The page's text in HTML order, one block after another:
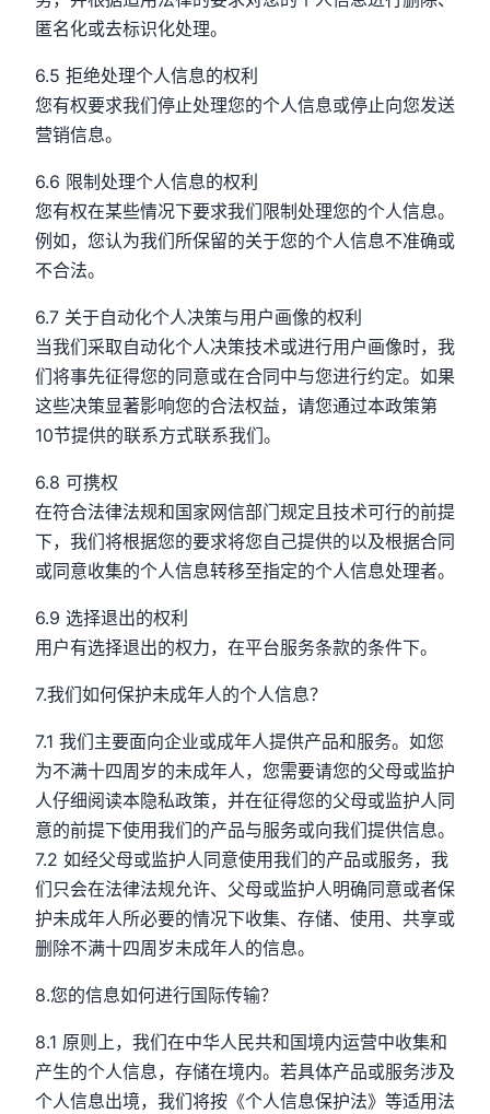
匿名化或去标识化处理。
6.5 拒绝处理个人信息的权利
您有权要求我们停止处理您的个人信息或停止向您发送
营销信息。
6.6 限制处理个人信息的权利
您有权在某些情况下要求我们限制处理您的个人信息。
例如，您认为我们所保留的关于您的个人信息不准确或
不合法。
6.7 关于自动化个人决策与用户画像的权利
当我们采取自动化个人决策技术或进行用户画像时，我
们将事先征得您的同意或在合同中与您进行约定。如果
这些决策显著影响您的合法权益，请您通过本政策第
10节提供的联系方式联系我们。
6.8 可携权
在符合法律法规和国家网信部门规定且技术可行的前提
下，我们将根据您的要求将您自己提供的以及根据合同
或同意收集的个人信息转移至指定的个人信息处理者。
6.9 选择退出的权利
用户有选择退出的权力，在平台服务条款的条件下。
7.我们如何保护未成年人的个人信息？
7.1 我们主要面向企业或成年人提供产品和服务。如您
为不满十四周岁的未成年人，您需要请您的父母或监护
人仔细阅读本隐私政策，并在征得您的父母或监护人同
意的前提下使用我们的产品与服务或向我们提供信息。
7.2 如经父母或监护人同意使用我们的产品或服务，我
们只会在法律法规允许、父母或监护人明确同意或者保
护未成年人所必要的情况下收集、存储、使用、共享或
删除不满十四周岁未成年人的信息。
8.您的信息如何进行国际传输？
8.1 原则上，我们在中华人民共和国境内运营中收集和
产生的个人信息，存储在境内。若具体产品或服务涉及
个人信息出境，我们将按《个人信息保护法》等适用法